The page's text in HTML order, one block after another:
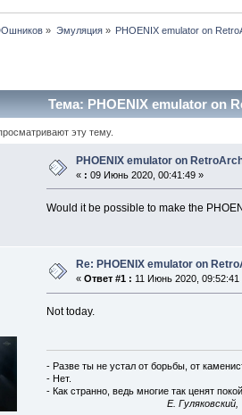
» Эмуляция» PHOENIX emulator on
Тема: PHOENIX emulator on
эту тему.
PHOENIX emulator on
« : 09 Июнь 2020, 00:41:49 »
Would it be possible to make the
Re: PHOENIX emulator on
« Ответ #1 : 11 Июнь 2020, 09:52:41
Not today.
- Разве ты не устал от борьбы, от
- Нет.
- Как странно, ведь многие так ценят
E.